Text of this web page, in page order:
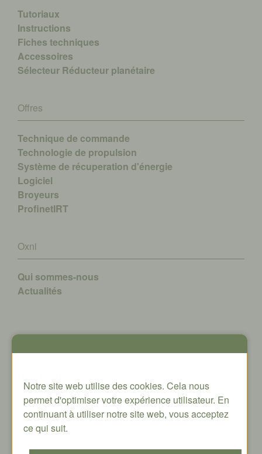
Tutoriaux
Instructions
Fiches techniques
Accessoires
Sélecteur Réducteur planétaire
Offres
Technique de commande
Technologie de propulsion
Système de récuperation d'énergie
Logiciel
Broyeurs
ProfinetIRT
Oxni
Qui sommes-nous
Actualités
Klosterstrasse 34
8406 Winterthur
info@oxni.ch
+41 52 551 00 40
Notre site web utilise des cookies. Cela nous
permet d'optimiser votre expérience utilisateur. En
continuant à utiliser notre site web, vous acceptez
ce qui suit.